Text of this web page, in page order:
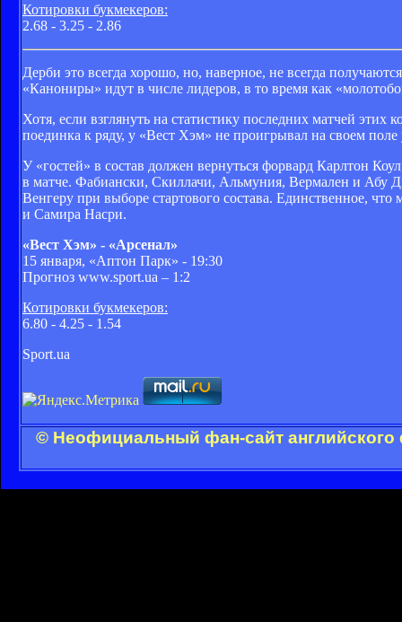
Котировки букмекеров:
2.68 - 3.25 - 2.86
Дерби это всегда хорошо, но, наверное, не всегда
«Канониры» идут в числе лидеров, в то время как
Хотя, если взглянуть на статистику последних матчей
поединка к ряду, у «Вест Хэм» не проигрывал на своем поле
У «гостей» в состав должен вернуться форвард Карлтон
в матче. Фабиански, Скиллачи, Альмуния, Вермален и Абу
Венгеру при выборе стартового состава. Единственное,
и Самира Насри.
«Вест Хэм» - «Арсенал»
15 января, «Аптон Парк» - 19:30
Прогноз www.sport.ua – 1:2
Котировки букмекеров:
6.80 - 4.25 - 1.54
Sport.ua
© Неофициальный фан-сайт английского